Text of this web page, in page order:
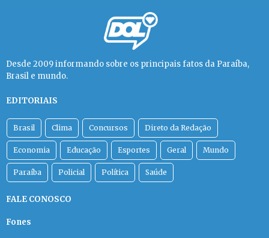
Desde 2009 informando sobre os principais fatos da Paraíba,
Brasil e mundo.
EDITORIAIS
Brasil Clima Concursos Direto da Redação
Economia Educação Esportes Geral Mundo
Paraíba Policial Política Saúde
FALE CONOSCO
Fones